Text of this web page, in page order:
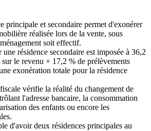
principale et secondaire permet d'exonérer
réalisée lors de la vente, sous
soit effectif.
résidence secondaire est imposée à 36,2
le revenu + 17,2 % de prélèvements
exonération totale pour la résidence
vérifie la réalité du changement de
l'adresse bancaire, la consommation
des enfants ou encore les
d'avoir deux résidences principales au